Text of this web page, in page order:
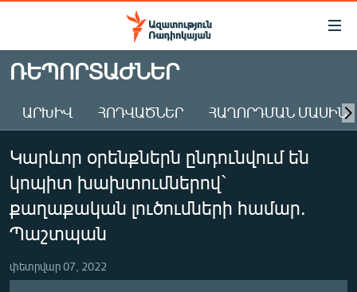
Մատչելիության
Անցնել
հիմնական
Անցնել
հիմնական
մենյուին
Որոնում
ԱԶԱՏՈՒԹՅՈՒՆ TV
ՀԱՅԱՍՏԱՆ
ԸՆՏՐՈՒԹՅՈՒՆՆԵՐ 2026
ԻՐԱՎՈՒՆՔ
ՀԱՍԱՐԱԿՈՒԹՅՈՒՆ
ՂԱՐԱԲԱՂ
ՌԵՊՈՐՏԱԺՆԵՐ
ԱՐԽԻՎ ՀՈԴՎԱԾՆԵՐ ՀԱՂՈՐԴՄԱՆ ՄԱՍԻՆ
Կարևոր օրենքներն ընդունվում են
կոպիտ խախտումներով`
քաղաքական լուծումների համար.
Պաշտպան
փետրվար 07, 2022